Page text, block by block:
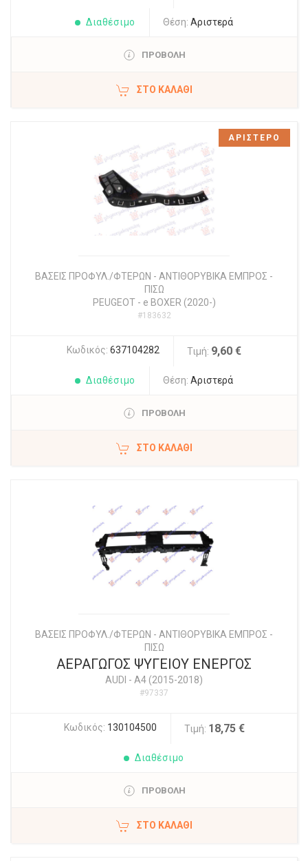
Διαθέσιμο Θέση: Αριστερά
ΠΡΟΒΟΛΗ
ΣΤΟ ΚΑΛΆΘΙ
ΒΑΣΕΙΣ ΠΡΟΦΥΛ./ΦΤΕΡΩΝ - ΑΝΤΙΘΟΡΥΒΙΚΑ ΕΜΠΡΟΣ -
ΠΙΣΩ
PEUGEOT- e BOXER (2020-)
#183632
Κωδικός: 637104282 Τιμή: 9,60 €
Διαθέσιμο Θέση: Αριστερά
ΠΡΟΒΟΛΗ
ΣΤΟ ΚΑΛΆΘΙ
ΑΡΙΣΤΕΡΟ
ΒΑΣΕΙΣ ΠΡΟΦΥΛ./ΦΤΕΡΩΝ - ΑΝΤΙΘΟΡΥΒΙΚΑ ΕΜΠΡΟΣ -
ΠΙΣΩ
ΑΕΡΑΓΩΓΟΣ ΨΥΓΕΙΟΥ ΕΝΕΡΓΟΣ
AUDI - A4 (2015-2018)
#97337
Κωδικός: 130104500 Τιμή: 18,75 €
Διαθέσιμο
ΠΡΟΒΟΛΗ
ΣΤΟ ΚΑΛΆΘΙ